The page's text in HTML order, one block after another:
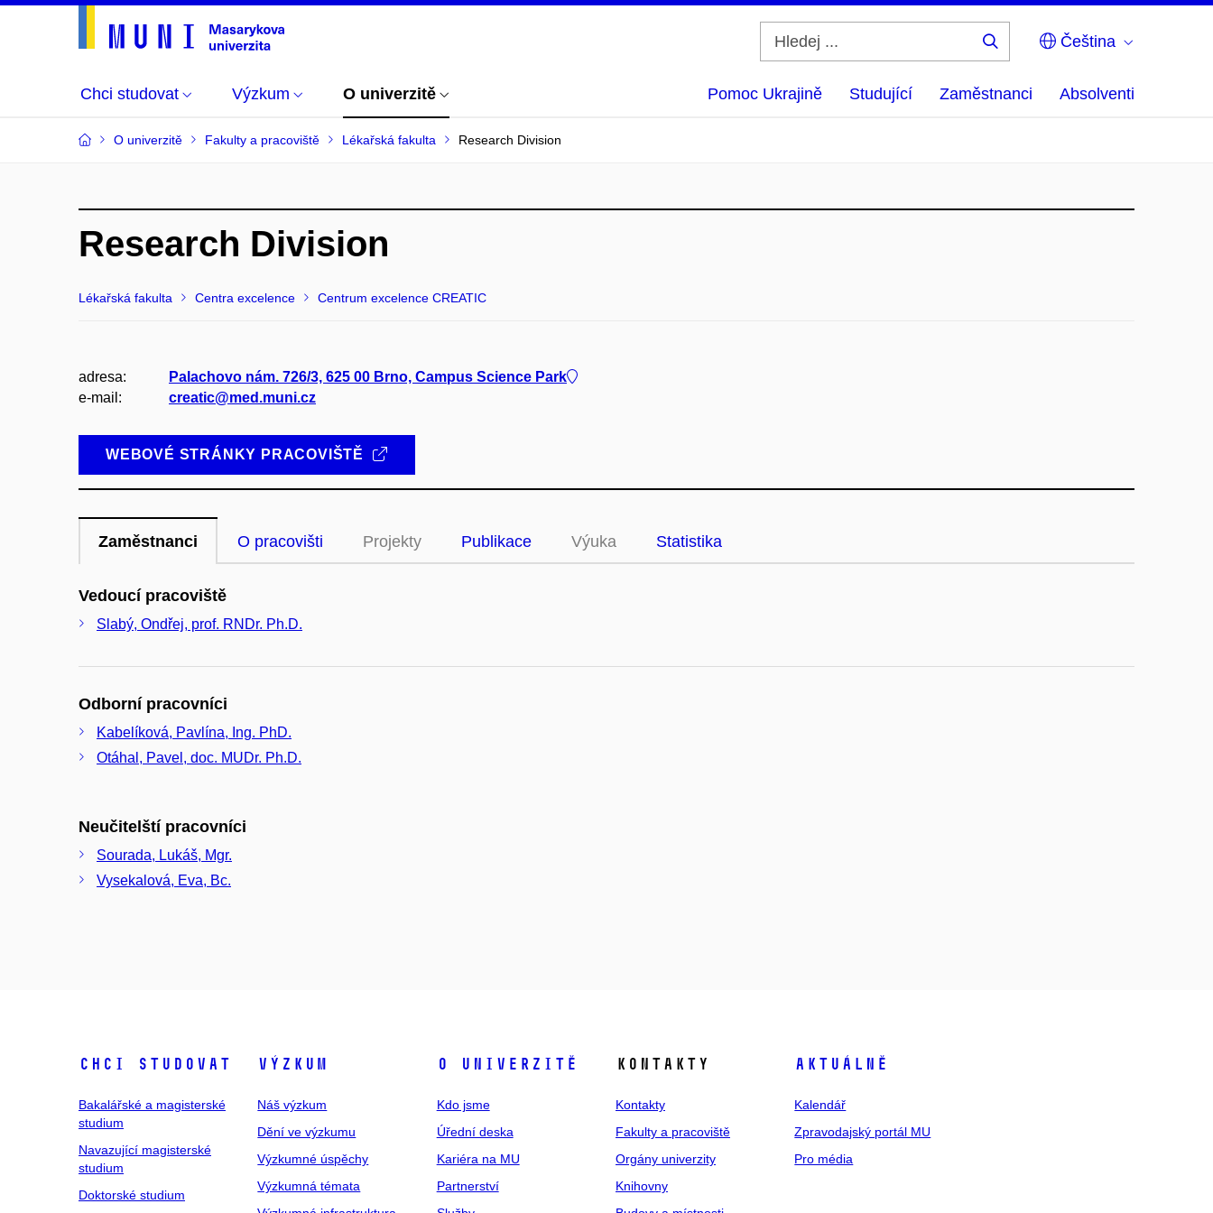
Čeština
Chci studovat Výzkum O univerzitě Pomoc Ukrajině Studující Zaměstnanci Absolventi
O univerzitě Fakulty a pracoviště Lékařská fakulta Research Division
Research Division
Lékařská fakulta Centra excelence Centrum excelence CREATIC
adresa:
Palachovo nám. 726/3, 625 00 Brno, Campus Science Park
e-mail:
creatic@med.muni.cz
WEBOVÉ STRÁNKY PRACOVIŠTĚ
Zaměstnanci O pracovišti Projekty Publikace Výuka Statistika
Vedoucí pracoviště
Slabý, Ondřej, prof. RNDr. Ph.D.
Odborní pracovníci
Kabelíková, Pavlína, Ing. PhD.
Otáhal, Pavel, doc. MUDr. Ph.D.
Neučitelští pracovníci
Sourada, Lukáš, Mgr.
Vysekalová, Eva, Bc.
Chci studovat
Bakalářské a magisterské
studium
Navazující magisterské
studium
Doktorské studium
Výzkum
Náš výzkum
Dění ve výzkumu
Výzkumné úspěchy
Výzkumná témata
O univerzitě
Kdo jsme
Úřední deska
Kariéra na MU
Partnerství
Kontakty
Kontakty
Fakulty a pracoviště
Orgány univerzity
Knihovny
Aktuálně
Kalendář
Zpravodajský portál MU
Pro média